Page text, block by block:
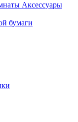
Аксессуары
бумаги